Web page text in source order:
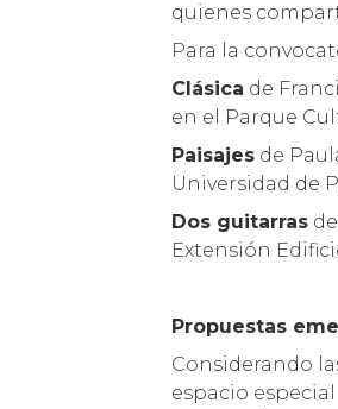
quienes
Para la
Clásica de
en el Parque
Paisajes de
Universidad de
Dos guitarras
Extensión
Propuestas
Considerando
espacio